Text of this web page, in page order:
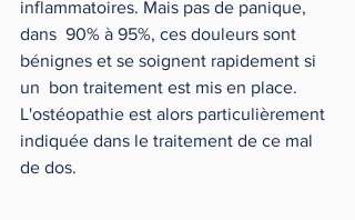
inflammatoires. Mais pas de panique,
dans  90% à 95%, ces douleurs sont
bénignes et se soignent rapidement si
un  bon traitement est mis en place.
L'ostéopathie est alors particulièrement
indiquée dans le traitement de ce mal
de dos.